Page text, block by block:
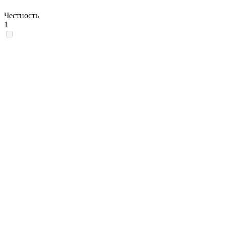
Честность
1